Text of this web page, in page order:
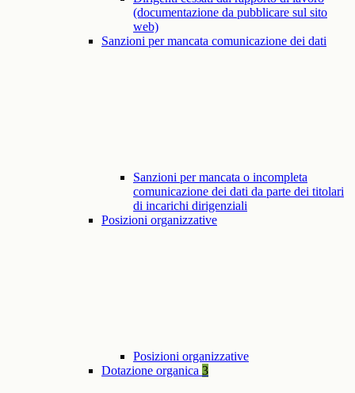
(documentazione da pubblicare sul sito
web)
Sanzioni per mancata comunicazione dei dati
Sanzioni per mancata o incompleta
comunicazione dei dati da parte dei titolari
di incarichi dirigenziali
Posizioni organizzative
Posizioni organizzative
Dotazione organica 3